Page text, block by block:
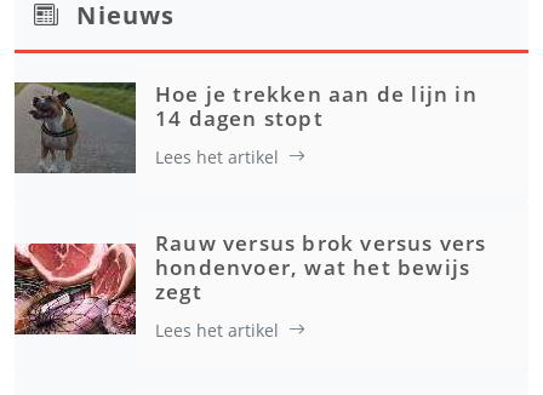
Nieuws
Hoe je trekken aan de lijn in
14 dagen stopt
Lees het artikel
Rauw versus brok versus vers
hondenvoer, wat het bewijs
zegt
Lees het artikel